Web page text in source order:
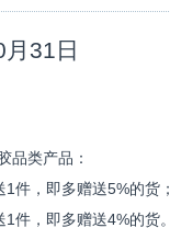
31日
品类产品：
件，即多赠送5%的货；
件，即多赠送4%的货。